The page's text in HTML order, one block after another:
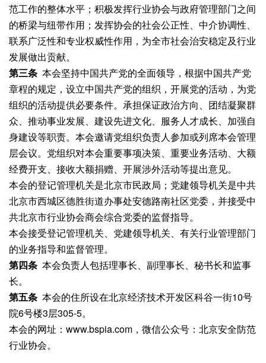
范工作的整体水平；积极发挥行业协会与政府管理部门之间
的桥梁与纽带作用；发挥协会的社会公正性、中介协调性、
联系广泛性和专业权威性作用，为全市社会治安稳定及行业
发展做出贡献。
第三条 本会坚持中国共产党的全面领导，根据中国共产党
章程的规定，设立中国共产党的组织，开展党的活动，为党
组织的活动提供必要条件。承担保证政治方向、团结凝聚群
众、推动事业发展、建设先进文化、服务人才成长、加强自
身建设等职责。本会邀请党组织负责人参加或列席本会管理
层会议。党组织对本会重要事项决策、重要业务活动、大额
经费开支、接收大额捐赠、开展涉外活动等提出意见。
本会的登记管理机关是北京市民政局；党建领导机关是中共
北京市西城区德胜街道办事处安德路南社区党委，并接受中
共北京市行业协会商会综合党委的监督指导。
本会接受登记管理机关、党建领导机关、有关行业管理部门
的业务指导和监督管理。
第四条 本会负责人包括理事长、副理事长、秘书长和监事
长。
第五条 本会的住所设在北京经济技术开发区科谷一街10号
院6号楼3层305-5。
本会的网址：www.bspia.com，微信公众号：北京安全防范
行业协会。